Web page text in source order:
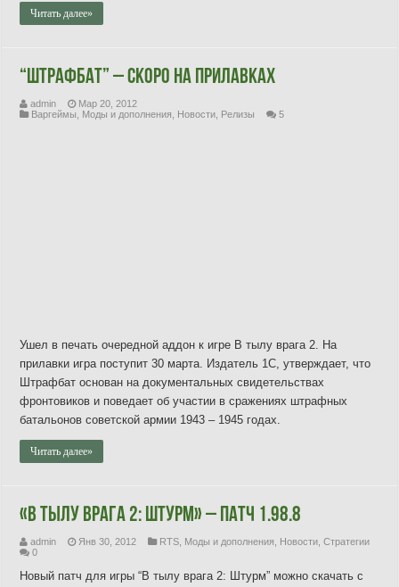
Читать далее»
“Штрафбат” – скоро на прилавках
admin
Мар 20, 2012
Варгеймы
Моды и дополнения Новости Релизы 5
Ушел в печать очередной аддон к игре В тылу врага 2. На
прилавки игра поступит 30 марта. Издатель 1С, утверждает, что
Штрафбат основан на документальных свидетельствах
фронтовиков и поведает об участии в сражениях штрафных
батальонов советской армии 1943 – 1945 годах.
Читать далее»
«В тылу врага 2: Штурм» – Патч 1.98.8
admin Янв 30, 2012 RTS Моды и дополнения Новости ,Стратегии
0
Новый патч для игры “В тылу врага 2: Штурм” можно скачать с